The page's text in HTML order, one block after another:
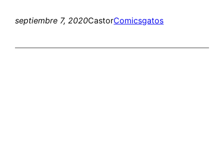
septiembre 7, 2020CastorComicsgatos